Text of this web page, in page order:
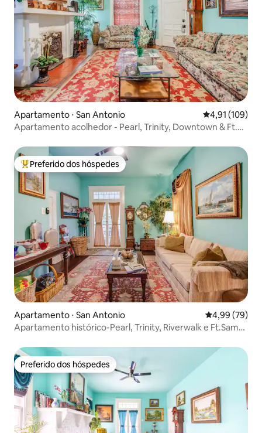
Apartamento ⋅ San Antonio 4,91 de uma
4,91 (109)
Apartamento acolhedor - Pearl, Trinity, Downtown & Ft.
Entre os melhores preferidos dos hóspedes
Preferido dos hóspedes
Apartamento ⋅ San Antonio 4,99 de uma
4,99 (79)
Apartamento histórico-Pearl, Trinity, Riverwalk e Ft.Sam-
Preferido dos hóspedes
Preferido dos hóspedes